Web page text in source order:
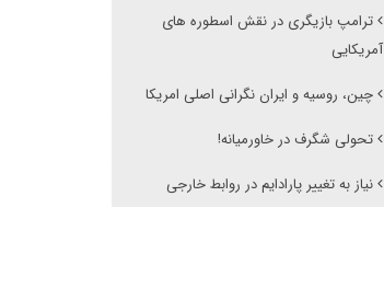
ترامپ بازیگری در نقش اسطوره های
آمریکایی
چین، روسیه و ایران نگرانی اصلی امریکا
تحولی شگرف در خاورمیانه!
نیاز به تغییر پارادایم در روابط خارجی